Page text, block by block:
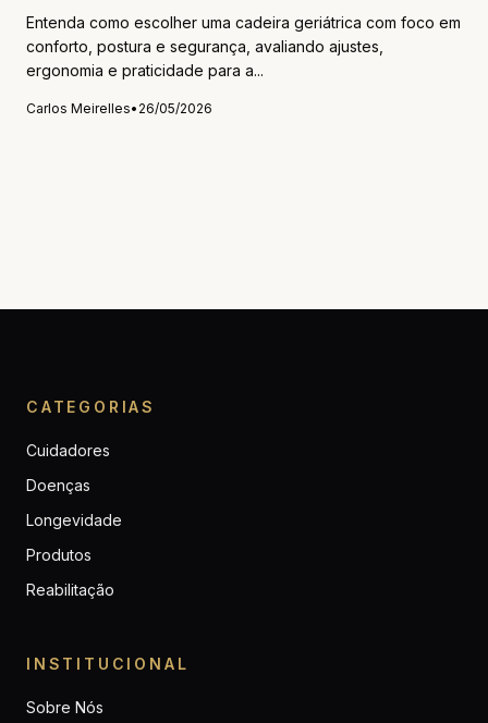
Entenda como escolher uma cadeira geriátrica com foco em
conforto, postura e segurança, avaliando ajustes,
ergonomia e praticidade para a...
Carlos Meirelles• 26/05/2026
CATEGORIAS
Cuidadores
Doenças
Longevidade
Produtos
Reabilitação
INSTITUCIONAL
Sobre Nós